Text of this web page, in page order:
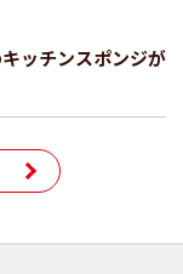
ッチンスポンジが